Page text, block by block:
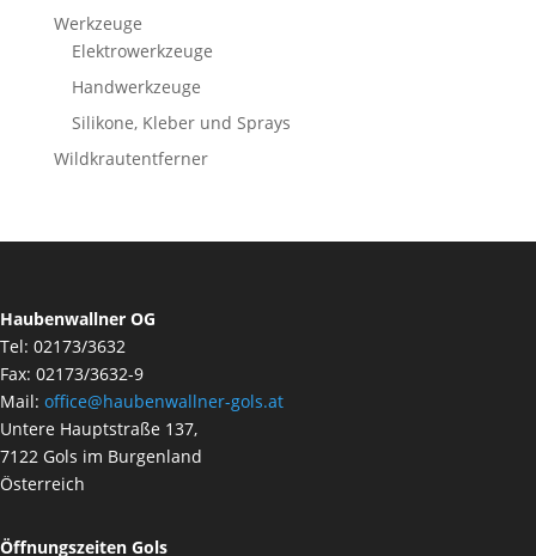
Werkzeuge
Elektrowerkzeuge
Handwerkzeuge
Silikone, Kleber und Sprays
Wildkrautentferner
Haubenwallner OG
Tel: 02173/3632
Fax: 02173/3632-9
Mail: office@haubenwallner-gols.at
Untere Hauptstraße 137,
7122 Gols im Burgenland
Österreich
Öffnungszeiten Gols